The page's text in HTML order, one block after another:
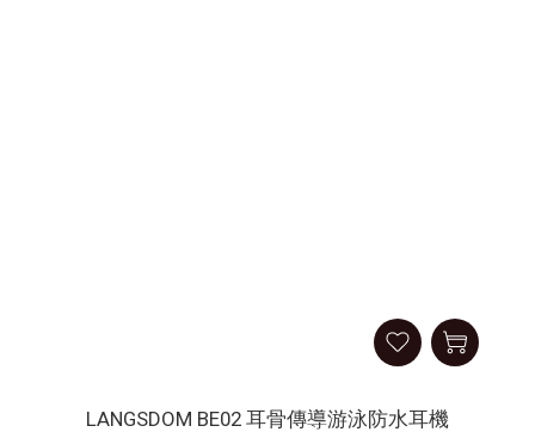
LANGSDOM BE02 耳骨傳導游泳防水耳機